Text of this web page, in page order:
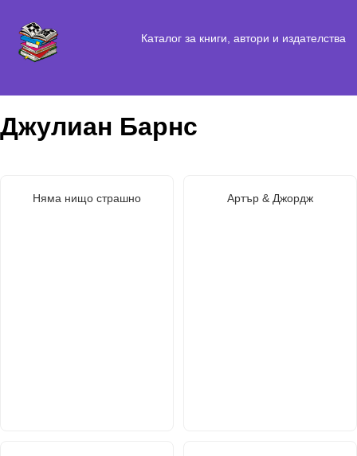
Каталог за книги, автори и издателства
Джулиан Барнс
Няма нищо страшно Артър & Джордж